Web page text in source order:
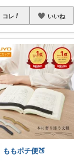
コレ いいね
ももポチ便🍑